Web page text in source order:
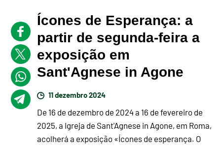
Ícones de Esperança: a
partir de segunda-feira a
exposição em
Sant'Agnese in Agone
11 dezembro 2024
De 16 de dezembro de 2024 a 16 de fevereiro de
2025, a Igreja de Sant'Agnese in Agone, em Roma,
acolherá a exposição «Ícones de esperança. O